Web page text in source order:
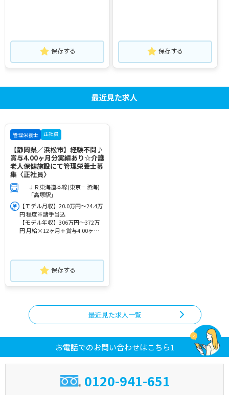
保存する 保存する
最近見た求人
管理栄養士 正社員
【静岡県／浜松市】経験不問♪
賞与4.00ヶ月分実績あり☆介護
老人保健施設にて管理栄養士募
集〈正社員〉
ＪＲ東海道本線(東京－熱海)
「高塚駅」
【モデル月収】20.0万円～24.4万
円 程度※諸手当込
【モデル年収】306万円～372万
円 月給×12ヶ月＋賞与4.00ヶ月
保存する
最近見た求人一覧
お電話でのお問い合わせはこちら1
0120-941-651